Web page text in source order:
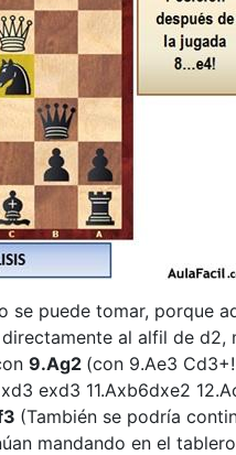
se puede tomar, porque
al alfil de
9.Ag2 (con 9.Ae3
exd3 11.Axb6dxe2
(También se podría
mandando en el